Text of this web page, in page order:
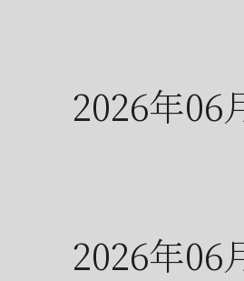
2026年06
2026年06